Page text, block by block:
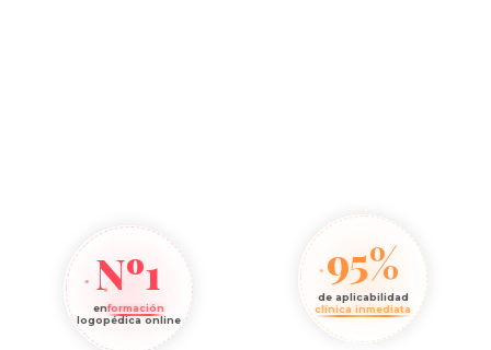
Nº1
enformación
logopédica online
95%
de aplicabilidad
clínica inmediata